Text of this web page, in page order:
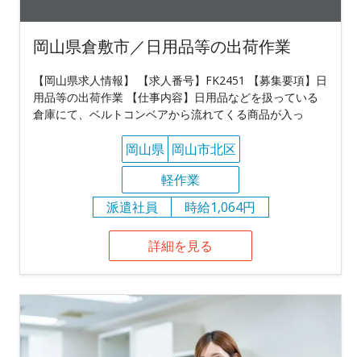
岡山県倉敷市／日用品等の出荷作業
【岡山県求人情報】 【求人番号】FK2451 【募集要項】日
用品等の出荷作業 【仕事内容】日用品などを扱っている
倉庫にて、ベルトコンベアから流れてくる商品が入っ
岡山県 岡山市北区
軽作業
派遣社員
時給1,064円
詳細を見る